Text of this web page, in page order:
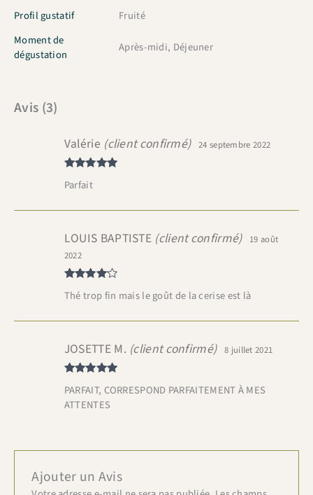
Profil gustatif
Fruité
Moment de
dégustation
Après-midi, Déjeuner
Avis (3)
5
Valérie (client confirmé) 24 septembre 2022
Parfait
sur 5
LOUIS BAPTISTE (client confirmé)
19 août
2022
Thé trop fin mais le goût de la cerise est là
5
JOSETTE M. (client confirmé) 8 juillet 2021
PARFAIT, CORRESPOND PARFAITEMENT À MES
ATTENTES
Ajouter un Avis